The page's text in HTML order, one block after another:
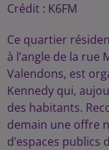
Crédit : K6FM
Ce quartier
à l’angle de la rue
Valendons, est
Kennedy qui,
des habitants.
demain une offre
d’espaces